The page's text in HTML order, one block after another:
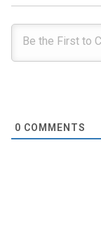
0 COMMENTS